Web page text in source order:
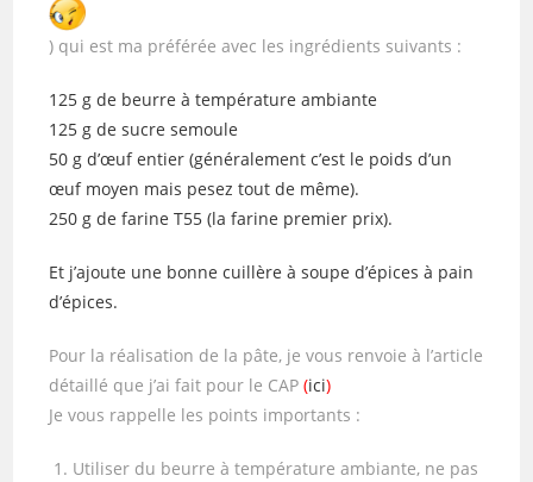
) qui est ma préférée avec les ingrédients suivants :
125 g de beurre à température ambiante
125 g de sucre semoule
50 g d’œuf entier (généralement c’est le poids d’un
œuf moyen mais pesez tout de même).
250 g de farine T55 (la farine premier prix).
Et j’ajoute une bonne cuillère à soupe d’épices à pain
d’épices.
Pour la réalisation de la pâte, je vous renvoie à l’article
détaillé que j’ai fait pour le CAP(ici)
Je vous rappelle les points importants :
Utiliser du beurre à température ambiante, ne pas